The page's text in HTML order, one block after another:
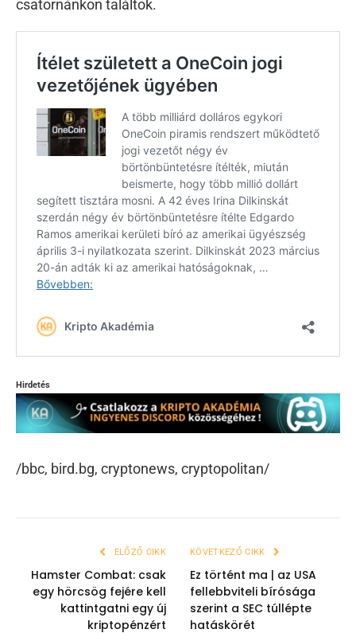
csatornánkon találtok.
Hirdetés
/bbc, bird.bg, cryptonews, cryptopolitan/
ELŐZŐ CIKK
Hamster Combat: csak
egy hörcsög fejére kell
kattintgatni egy új
kriptopénzért
KÖVETKEZŐ CIKK
Ez történt ma | az USA
fellebbviteli bírósága
szerint a SEC túllépte
hatáskörét